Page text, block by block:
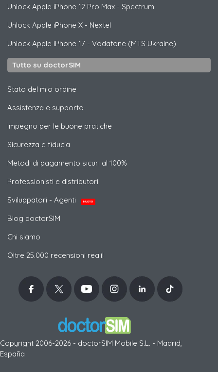
Unlock Apple iPhone 12 Pro Max - Spectrum
Unlock Apple iPhone X - Nextel
Unlock Apple iPhone 17 - Vodafone (MTS Ukraine)
Tutto su doctorSIM
Stato del mio ordine
Assistenza e supporto
Impegno per le buone pratiche
Sicurezza e fiducia
Metodi di pagamento sicuri al 100%
Professionisti e distributori
Sviluppatori - Agenti
NUOVO
Blog doctorSIM
Chi siamo
Oltre 25.000 recensioni reali!
Copyright 2006-2026 - doctorSIM Mobile S.L. - Madrid,
España